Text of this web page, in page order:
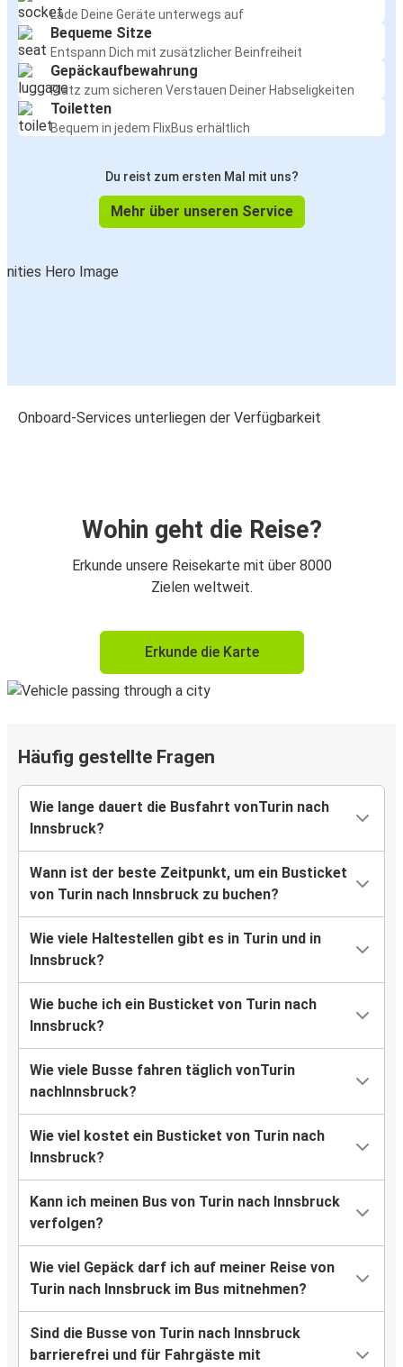
Lade Deine Geräte unterwegs auf
Bequeme Sitze
Entspann Dich mit zusätzlicher Beinfreiheit
Gepäckaufbewahrung
Platz zum sicheren Verstauen Deiner Habseligkeiten
Toiletten
Bequem in jedem FlixBus erhältlich
Du reist zum ersten Mal mit uns?
Mehr über unseren Service
Onboard-Services unterliegen der Verfügbarkeit
Wohin geht die Reise?
Erkunde unsere Reisekarte mit über 8000
Zielen weltweit.
Erkunde die Karte
Häufig gestellte Fragen
Wie lange dauert die Busfahrt vonTurin nach
Innsbruck?
Wann ist der beste Zeitpunkt, um ein Busticket
von Turin nach Innsbruck zu buchen?
Wie viele Haltestellen gibt es in Turin und in
Innsbruck?
Wie buche ich ein Busticket von Turin nach
Innsbruck?
Wie viele Busse fahren täglich vonTurin
nachInnsbruck?
Wie viel kostet ein Busticket von Turin nach
Innsbruck?
Kann ich meinen Bus von Turin nach Innsbruck
verfolgen?
Wie viel Gepäck darf ich auf meiner Reise von
Turin nach Innsbruck im Bus mitnehmen?
Sind die Busse von Turin nach Innsbruck
barrierefrei und für Fahrgäste mit